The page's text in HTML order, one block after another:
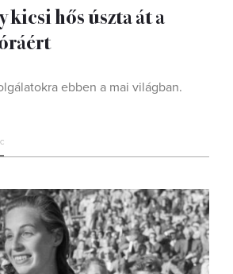
kicsi hős úszta át a
ebben a mai világban.